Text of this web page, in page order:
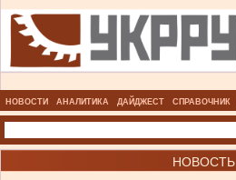
НОВОСТИ АНАЛИТИКА ДАЙДЖЕСТ СПРАВОЧНИК
НОВОСТЬ